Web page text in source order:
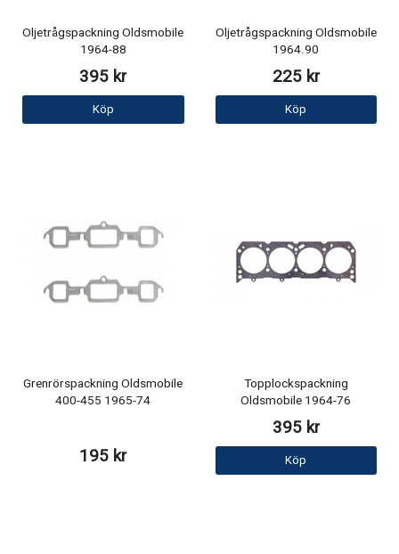
Oljetrågspackning Oldsmobile
1964-88
395 kr
Köp
Oljetrågspackning Oldsmobile
1964.90
225 kr
Köp
Grenrörspackning Oldsmobile
400-455 1965-74
195 kr
Topplockspackning
Oldsmobile 1964-76
395 kr
Köp